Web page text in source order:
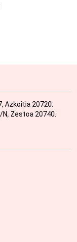
Azkoitia 20720.
Zestoa 20740.